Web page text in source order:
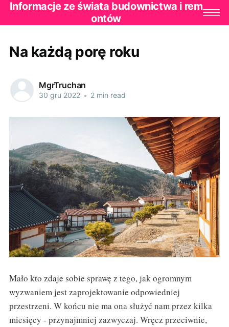
Informacje ze świata budownictwa i rem
ontów
Na każdą porę roku
MgrTruchan
30 gru 2022 • 2 min read
Mało kto zdaje sobie sprawę z tego, jak ogromnym
wyzwaniem jest zaprojektowanie odpowiedniej
przestrzeni. W końcu nie ma ona służyć nam przez kilka
miesięcy - przynajmniej zazwyczaj. Wręcz przeciwnie,